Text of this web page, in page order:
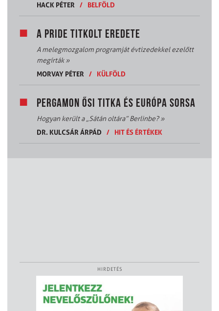
HACK PÉTER
/ BELFÖLD
A PRIDE TITKOLT EREDETE
A melegmozgalom programját évtizedekkel ezelőtt
megírták»
MORVAY PÉTER
/ KÜLFÖLD
PERGAMON ŐSI TITKA ÉS EURÓPA SORSA
Hogyan került a „Sátán oltára” Berlinbe?»
DR. KULCSÁR ÁRPÁD
/ HIT ÉS ÉRTÉKEK
HIRDETÉS